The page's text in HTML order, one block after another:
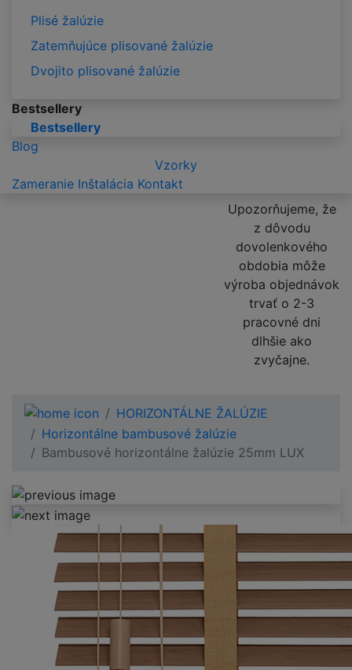
Plisé žalúzie
Zatemňujúce plisované žalúzie
Dvojito plisované žalúzie
Bestsellery
Bestsellery
Blog
Vzorky
Zameranie Inštalácia Kontakt
Upozorňujeme, že
z dôvodu
dovolenkového
obdobia môže
výroba objednávok
trvať o 2-3
pracovné dni
dlhšie ako
zvyčajne.
HORIZONTÁLNE ŽALÚZIE
Horizontálne bambusové žalúzie
Bambusové horizontálne žalúzie 25mm LUX